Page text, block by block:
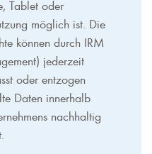
Tablet oder
möglich ist. Die
können durch IRM
jederzeit
oder entzogen
Daten innerhalb
nachhaltig